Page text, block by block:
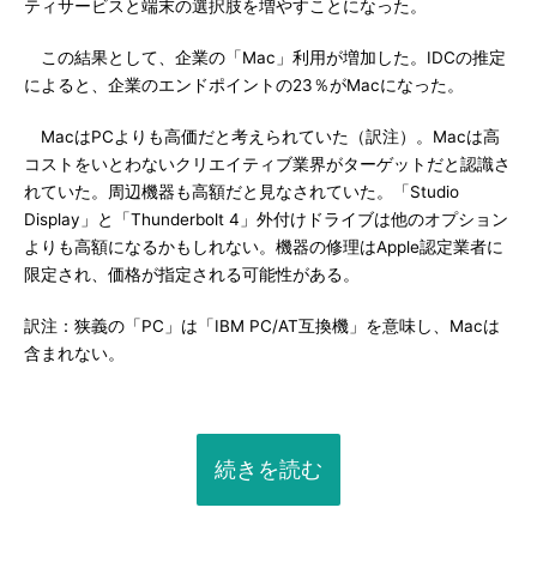
ティサービスと端末の選択肢を増やすことになった。
この結果として、企業の「Mac」利用が増加した。IDCの推定
によると、企業のエンドポイントの23％がMacになった。
MacはPCよりも高価だと考えられていた（訳注）。Macは高
コストをいとわないクリエイティブ業界がターゲットだと認識さ
れていた。周辺機器も高額だと見なされていた。「Studio
Display」と「Thunderbolt 4」外付けドライブは他のオプション
よりも高額になるかもしれない。機器の修理はApple認定業者に
限定され、価格が指定される可能性がある。
訳注：狭義の「PC」は「IBM PC/AT互換機」を意味し、Macは
含まれない。
続きを読む